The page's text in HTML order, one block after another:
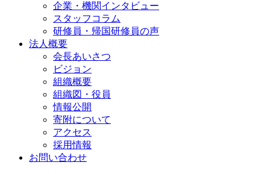
企業・機関インタビュー
スタッフコラム
研修員・帰国研修員の声
法人概要
会長あいさつ
ビジョン
組織概要
組織図・役員
情報公開
寄附について
アクセス
採用情報
お問い合わせ